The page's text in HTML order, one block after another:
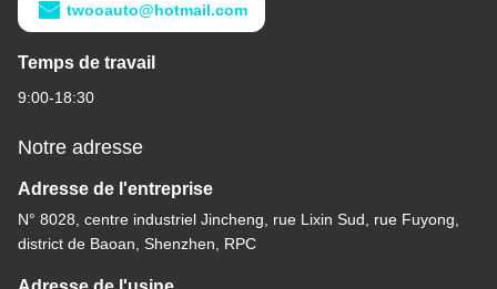
twooauto@hotmail.com
Temps de travail
9:00-18:30
Notre adresse
Adresse de l'entreprise
N° 8028, centre industriel Jincheng, rue Lixin Sud, rue Fuyong,
district de Baoan, Shenzhen, RPC